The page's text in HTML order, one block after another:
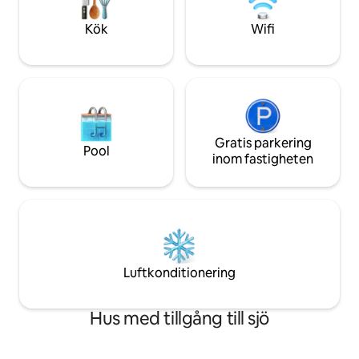
minuter från centrala London. Ett
sällsynt fynd på ett av Londons bästa
Kök Wifi
Pool
Gratis parkering
inom fastigheten
Luftkonditionering
Hus med tillgång till sjö